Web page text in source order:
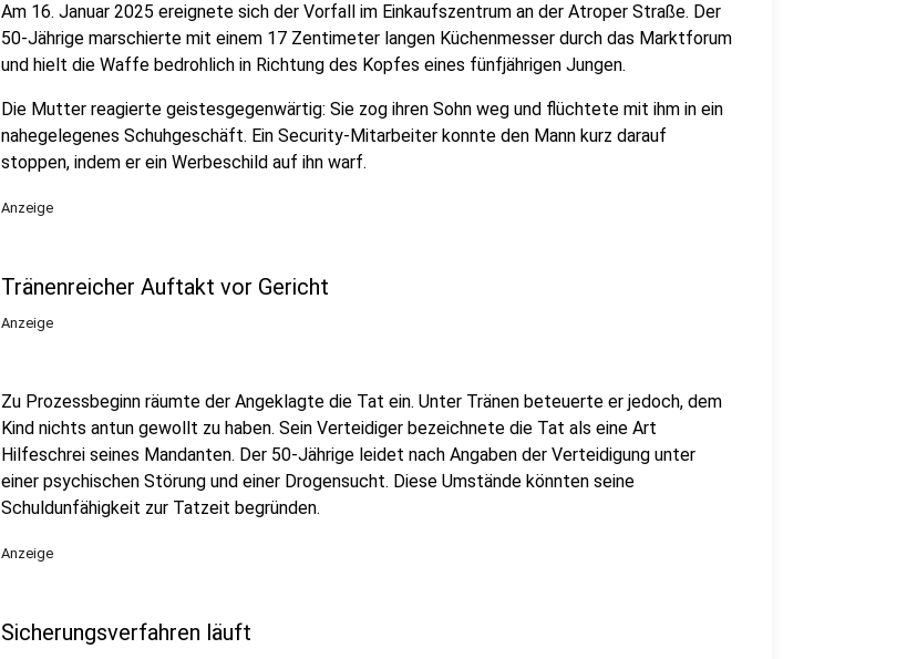
Am 16. Januar 2025 ereignete sich der Vorfall im Einkaufszentrum an der Atroper Straße. Der
50-Jährige marschierte mit einem 17 Zentimeter langen Küchenmesser durch das Marktforum
und hielt die Waffe bedrohlich in Richtung des Kopfes eines fünfjährigen Jungen.
Die Mutter reagierte geistesgegenwärtig: Sie zog ihren Sohn weg und flüchtete mit ihm in ein
nahegelegenes Schuhgeschäft. Ein Security-Mitarbeiter konnte den Mann kurz darauf
stoppen, indem er ein Werbeschild auf ihn warf.
Anzeige
Tränenreicher Auftakt vor Gericht
Anzeige
Zu Prozessbeginn räumte der Angeklagte die Tat ein. Unter Tränen beteuerte er jedoch, dem
Kind nichts antun gewollt zu haben. Sein Verteidiger bezeichnete die Tat als eine Art
Hilfeschrei seines Mandanten. Der 50-Jährige leidet nach Angaben der Verteidigung unter
einer psychischen Störung und einer Drogensucht. Diese Umstände könnten seine
Schuldunfähigkeit zur Tatzeit begründen.
Anzeige
Sicherungsverfahren läuft